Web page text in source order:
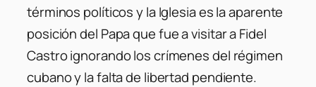
términos políticos y la Iglesia es la aparente
posición del Papa que fue a visitar a Fidel
Castro ignorando los crímenes del régimen
cubano y la falta de libertad pendiente.